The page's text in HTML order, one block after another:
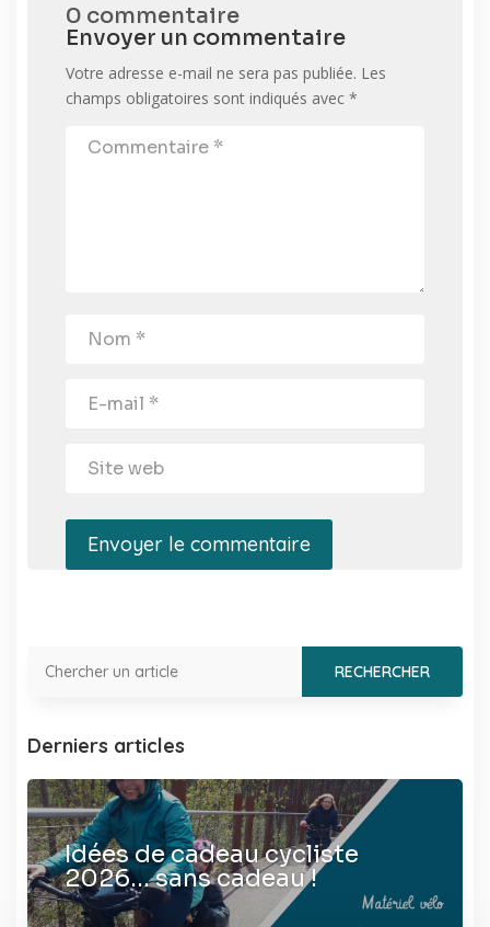
0 commentaire
Envoyer un commentaire
Votre adresse e-mail ne sera pas publiée. Les
champs obligatoires sont indiqués avec *
Envoyer le commentaire
Derniers articles
Idées de cadeau cycliste
2026… sans cadeau !